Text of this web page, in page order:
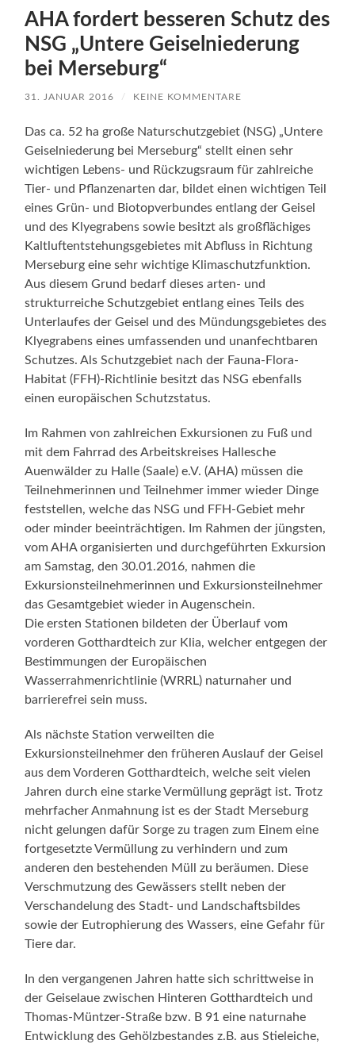
AHA fordert besseren Schutz des
NSG „Untere Geiselniederung
bei Merseburg“
31. JANUAR 2016 / KEINE KOMMENTARE
Das ca. 52 ha große Naturschutzgebiet (NSG) „Untere
Geiselniederung bei Merseburg“ stellt einen sehr
wichtigen Lebens- und Rückzugsraum für zahlreiche
Tier- und Pflanzenarten dar, bildet einen wichtigen Teil
eines Grün- und Biotopverbundes entlang der Geisel
und des Klyegrabens sowie besitzt als großflächiges
Kaltluftentstehungsgebietes mit Abfluss in Richtung
Merseburg eine sehr wichtige Klimaschutzfunktion.
Aus diesem Grund bedarf dieses arten- und
strukturreiche Schutzgebiet entlang eines Teils des
Unterlaufes der Geisel und des Mündungsgebietes des
Klyegrabens eines umfassenden und unanfechtbaren
Schutzes. Als Schutzgebiet nach der Fauna-Flora-
Habitat (FFH)-Richtlinie besitzt das NSG ebenfalls
einen europäischen Schutzstatus.
Im Rahmen von zahlreichen Exkursionen zu Fuß und
mit dem Fahrrad des Arbeitskreises Hallesche
Auenwälder zu Halle (Saale) e.V. (AHA) müssen die
Teilnehmerinnen und Teilnehmer immer wieder Dinge
feststellen, welche das NSG und FFH-Gebiet mehr
oder minder beeinträchtigen. Im Rahmen der jüngsten,
vom AHA organisierten und durchgeführten Exkursion
am Samstag, den 30.01.2016, nahmen die
Exkursionsteilnehmerinnen und Exkursionsteilnehmer
das Gesamtgebiet wieder in Augenschein.
Die ersten Stationen bildeten der Überlauf vom
vorderen Gotthardteich zur Klia, welcher entgegen der
Bestimmungen der Europäischen
Wasserrahmenrichtlinie (WRRL) naturnaher und
barrierefrei sein muss.
Als nächste Station verweilten die
Exkursionsteilnehmer den früheren Auslauf der Geisel
aus dem Vorderen Gotthardteich, welche seit vielen
Jahren durch eine starke Vermüllung geprägt ist. Trotz
mehrfacher Anmahnung ist es der Stadt Merseburg
nicht gelungen dafür Sorge zu tragen zum Einem eine
fortgesetzte Vermüllung zu verhindern und zum
anderen den bestehenden Müll zu beräumen. Diese
Verschmutzung des Gewässers stellt neben der
Verschandelung des Stadt- und Landschaftsbildes
sowie der Eutrophierung des Wassers, eine Gefahr für
Tiere dar.
In den vergangenen Jahren hatte sich schrittweise in
der Geiselaue zwischen Hinteren Gotthardteich und
Thomas-Müntzer-Straße bzw. B 91 eine naturnahe
Entwicklung des Gehölzbestandes z.B. aus Stieleiche,